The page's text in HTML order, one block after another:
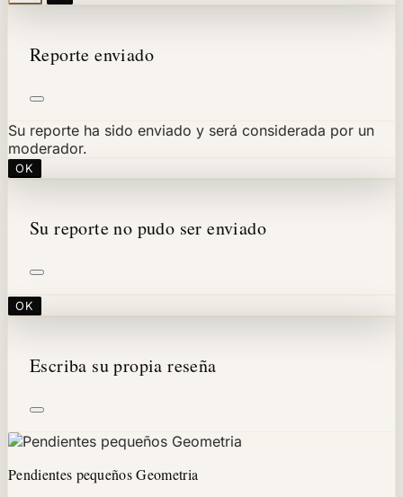
Reporte enviado
Su reporte ha sido enviado y será considerada por un
moderador.
OK
Su reporte no pudo ser enviado
OK
Escriba su propia reseña
Pendientes pequeños Geometria